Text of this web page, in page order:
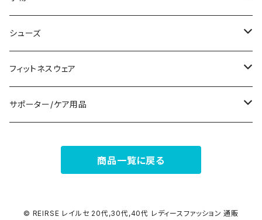
パンツドレス
ナイトドレス
その他
コサージュ
リング
その他
タンクトップ/キャミソール
半袖/5分
7分/長袖
ペチコート/ペチパンツ
その他
クラッチバッグ
トートバッグ
ショルダーバッグ
カジュアルバッグ
バックパック
マフラー/スカーフ/ストール
財布
アクセサリーケース
シューズ
スニーカー
ブーツ
その他
フィットネスウェア
セット販売
タイツ
サポーター/ケア用品
商品一覧に戻る
© REIRSE レイルセ 20代,30代,40代 レディースファッション 通販